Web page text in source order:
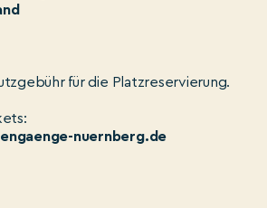
für die Platzreservierung.
nuernberg.de